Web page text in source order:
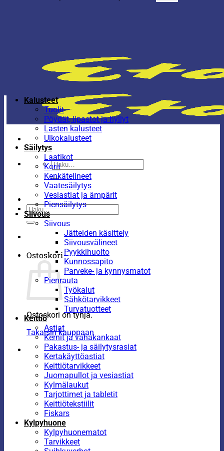
Etsi:
Etsi:
Ostoskori
Ostoskori on tyhjä.
Takaisin kauppaan
Kalusteet
Tuolit
Pöydät, lipastot ja hyllyt
Lasten kalusteet
Ulkokalusteet
Säilytys
Laatikot
Korit
Kenkätelineet
Vaatesäilytys
Vesiastiat ja ämpärit
Piensäilytys
Siivous
Siivous
Jätteiden käsittely
Siivousvälineet
Pyykkihuolto
Kunnossapito
Parveke- ja kynnysmatot
Pienrauta
Työkalut
Sähkötarvikkeet
Turvatuotteet
Keittiö
Astiat
Kernit ja vahakankaat
Pakastus- ja säilytysrasiat
Kertakäyttöastiat
Keittiötarvikkeet
Juomapullot ja vesiastiat
Kylmälaukut
Tarjottimet ja tabletit
Keittiötekstiilit
Fiskars
Kylpyhuone
Kylpyhuonematot
Tarvikkeet